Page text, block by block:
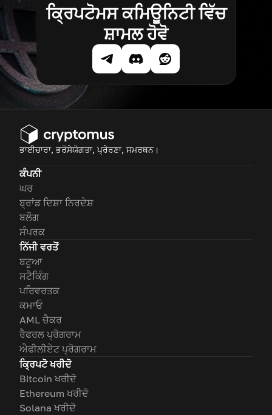
ਕ੍ਰਿਪਟੋਮਸ ਕਮਿਊਨਿਟੀ ਵਿੱਚ
ਸ਼ਾਮਲ ਹੋਵੋ
ਭਾਈਚਾਰਾ, ਭਰੋਸੇਯੋਗਤਾ, ਪ੍ਰੇਰਣਾ, ਸਮਰਥਨ।
ਕੰਪਨੀ
ਘਰ
ਬ੍ਰਾਂਡ ਦਿਸ਼ਾ ਨਿਰਦੇਸ਼
ਬਲੌਗ
ਸੰਪਰਕ
ਨਿੱਜੀ ਵਰਤੋਂ
ਬਟੂਆ
ਸਟੈਕਿੰਗ
ਪਰਿਵਰਤਕ
ਕਮਾਓ
AML ਚੈਕਰ
ਰੈਫਰਲ ਪ੍ਰੋਗਰਾਮ
ਐਫੀਲੀਏਟ ਪ੍ਰੋਗਰਾਮ
ਕ੍ਰਿਪਟੋ ਖਰੀਦੋ
Bitcoin ਖਰੀਦੋ
Ethereum ਖਰੀਦੋ
Solana ਖਰੀਦੋ